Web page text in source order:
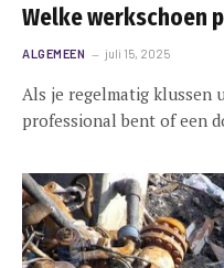
Welke werkschoen
ALGEMEEN juli 15, 2025
Als je regelmatig klussen
professional bent of een